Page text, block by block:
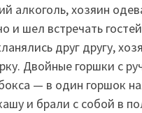
алкоголь, хозяин
и шел встречать
друг другу,
Двойные горшки с
— в один горшок
и брали с собой в